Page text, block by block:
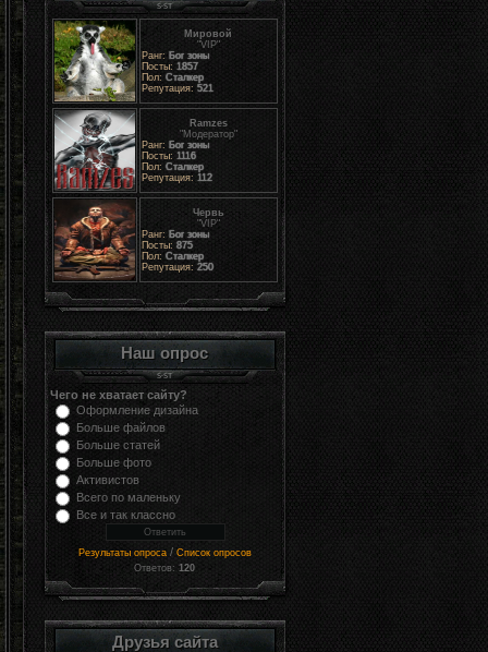
Мировой
"VIP"
Ранг: Бог зоны
Посты: 1857
Пол: Сталкер
Репутация: 521
Ramzes
"Модератор"
Ранг: Бог зоны
Посты: 1116
Пол: Сталкер
Репутация: 112
Червь
"VIP"
Ранг: Бог зоны
Посты: 875
Пол: Сталкер
Репутация: 250
Наш опрос
Чего не хватает сайту?
Оформление дизайна
Больше файлов
Больше статей
Больше фото
Активистов
Всего по маленьку
Все и так классно
Результаты опроса / Список опросов
Ответов:120
Друзья сайта